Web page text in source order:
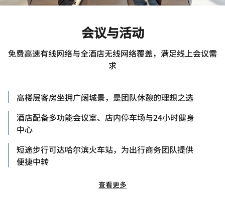
会议与活动
免费高速有线网络与全酒店无线网络覆盖，满足线上会议需
求
高楼层客房坐拥广阔城景，是团队休憩的理想之选
酒店配备多功能会议室、店内停车场与24小时健身
中心
短途步行可达哈尔滨火车站，为出行商务团队提供
便捷中转
查看更多